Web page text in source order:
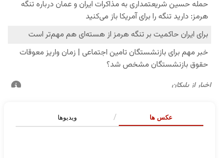
عکس ها ویدیوها